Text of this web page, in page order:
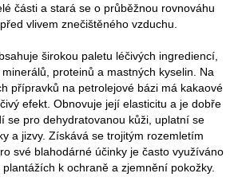
části a stará se o průběžnou rovnováhu
vlivem znečištěného vzduchu.
širokou paletu léčivých ingrediencí,
proteinů a mastných kyselin. Na
přípravků na petrolejové bázi má kakaové
efekt. Obnovuje její elasticitu a je dobře
se pro dehydratovanou kůži, uplatní se
a jizvy. Získává se trojitým rozemletím
své blahodárné účinky je často využíváno
k ochraně a zjemnění pokožky.